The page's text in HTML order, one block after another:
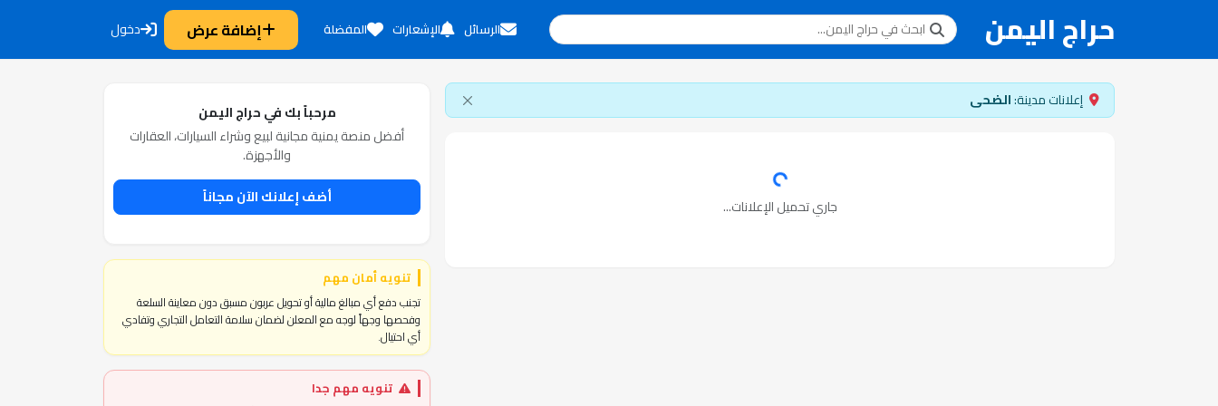
حراج اليمن الرسائل الإشعارات المفضلة إضافة عرض دخول
إعلانات مدينة:الضحى
جاري تحميل الإعلانات...
مرحباً بك في حراج اليمن
أفضل منصة يمنية مجانية لبيع وشراء السيارات، العقارات
والأجهزة.
أضف إعلانك الآن مجاناً
تنويه أمان مهم
تجنب دفع أي مبالغ مالية أو تحويل عربون مسبق دون معاينة السلعة
وفحصها وجهاً لوجه مع المعلن لضمان سلامة التعامل التجاري وتفادي
أي احتيال.
تنويه مهم جدا